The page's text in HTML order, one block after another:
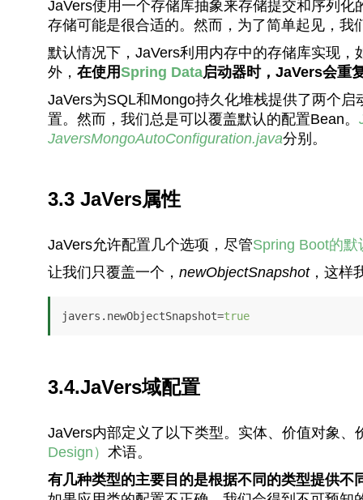
JaVers使用一个存储库抽象来存储提交和序列化
存储可能是很合适的。然而，为了简单起见，我
默认情况下，JaVers利用内存中的存储库实现
外， 在使用Spring Data启动器时，JaVers会重
JaVers为SQL和Mongo持久化堆栈提供了两个
置。然而，我们总是可以覆盖默认的配置Bean。
JaversMongoAutoConfiguration.java分别。
3.3 JaVers属性
JaVers允许配置几个选项，尽管Spring Boot的默
让我们只覆盖一个， newObjectSnapshot，这样
javers.newObjectSnapshot=true
3.4.JaVers域配置
JaVers内部定义了以下类型。实体、价值对象
Design） 术语。
有几种类型的主要目的是根据不同的类型提供不